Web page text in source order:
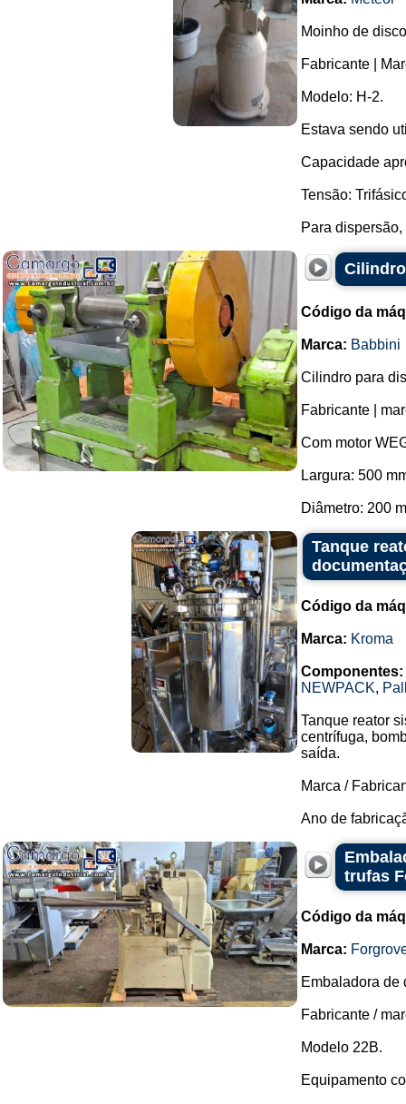
Moinho de
Fabricante |
Modelo: H-2.
Estava sendo
Capacidade
Tensão:
Para
Código da
Marca: Babbini
Cilindro para
Fabricante |
Com motor
Largura: 500
Diâmetro: 200
Tanque
Código da
Marca: Kroma
Componentes:
NEWPACK,
Tanque reator
centrífuga,
saída.
Marca /
Ano de
trufas
Código da
Marca:
Embaladora de
Fabricante /
Modelo 22B.
Equipamento